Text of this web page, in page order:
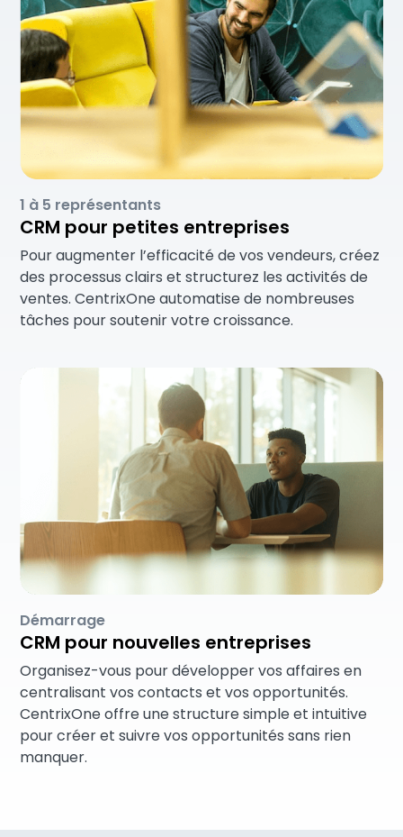
1 à 5 représentants
CRM pour petites entreprises
Pour augmenter l’efficacité de vos vendeurs, créez
des processus clairs et structurez les activités de
ventes. CentrixOne automatise de nombreuses
tâches pour soutenir votre croissance.
Démarrage
CRM pour nouvelles entreprises
Organisez-vous pour développer vos affaires en
centralisant vos contacts et vos opportunités.
CentrixOne offre une structure simple et intuitive
pour créer et suivre vos opportunités sans rien
manquer.